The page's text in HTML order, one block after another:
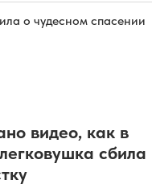
о чудесном спасении
видео, как в
сбила